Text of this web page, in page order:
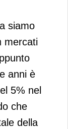
siamo
mercati
anni è
5% nel
che
della